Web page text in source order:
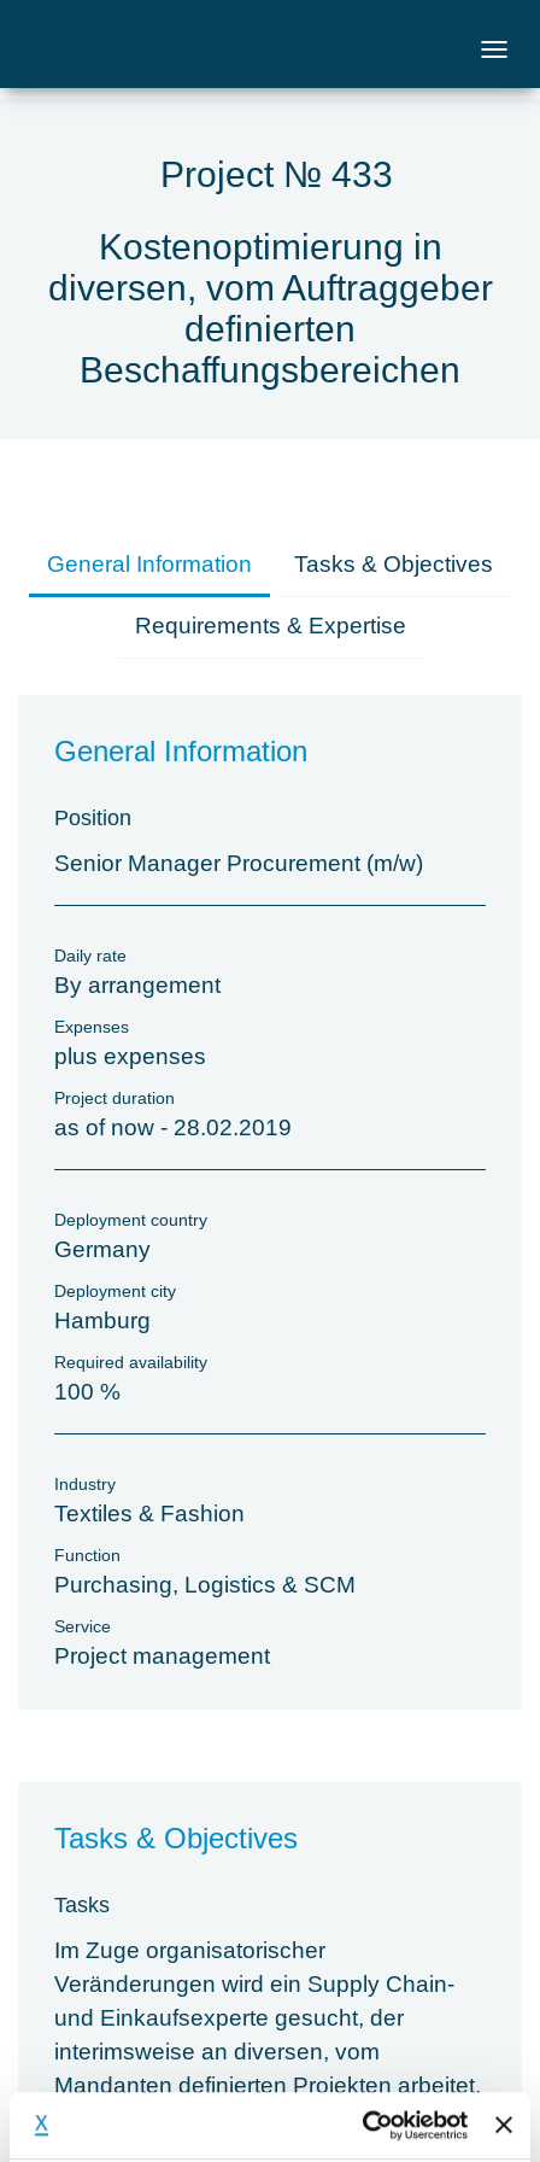
Project № 433
Kostenoptimierung in
diversen, vom Auftraggeber
definierten
Beschaffungsbereichen
General Information Tasks & Objectives
Requirements & Expertise
General Information
Position
Senior Manager Procurement (m/w)
Daily rate
By arrangement
Expenses
plus expenses
Project duration
as of now - 28.02.2019
Deployment country
Germany
Deployment city
Hamburg
Required availability
100 %
Industry
Textiles & Fashion
Function
Purchasing, Logistics & SCM
Service
Project management
Tasks & Objectives
Tasks
Im Zuge organisatorischer
Veränderungen wird ein Supply Chain-
und Einkaufsexperte gesucht, der
interimsweise an diversen, vom
Mandanten definierten Projekten arbeitet,
mit dem Ziel, Kosten zu senken.